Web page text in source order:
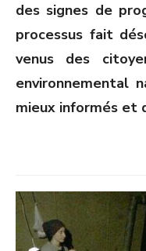
des signes de
processus fait
venus des
environnemental
mieux informés et